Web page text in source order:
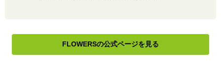
FLOWERSの公式ページを見る